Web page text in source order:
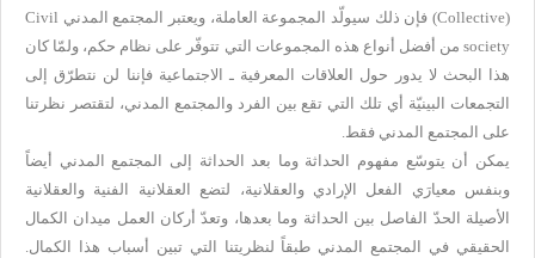
(
Collective) فإن ذلك سيولّد المجموعة العاملة، ويعتبر المجتمع المدني Civil
society من أفضل أنواع هذه المجموعات التي تتوفّر على نظام حكم، ولمّا كان
هذا البحث لا يدور حول العلاقات المعرفية ـ الاجتماعية فإننا لن نتطرّق إلى
التجمعات البينيّة أي تلك التي تقع بين الفرد والمجتمع المدني، لتقتصر نظرتنا
على المجتمع المدني فقط.
يمكن أن يتوسّع مفهوم الحداثة وما بعد الحداثة إلى المجتمع المدني أيضاً
وبنفس معيارَي الفعل الإرادي والعقلانية، لتضع العقلانية الفنية والعقلانية
الأصيلة الحدّ الفاصل بين الحداثة وما بعدها، وتعدّ أركان العمل ميدان الكمال
الحقيقي في المجتمع المدني طبقاً لنظريتنا التي تبين أسباب هذا الكمال.